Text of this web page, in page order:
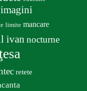
imagini
limite mancare
ivan nocturne
retete